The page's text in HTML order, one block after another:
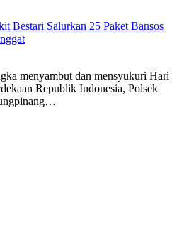
Bestari Salurkan 25 Paket Bansos
menyambut dan mensyukuri Hari
Republik Indonesia, Polsek